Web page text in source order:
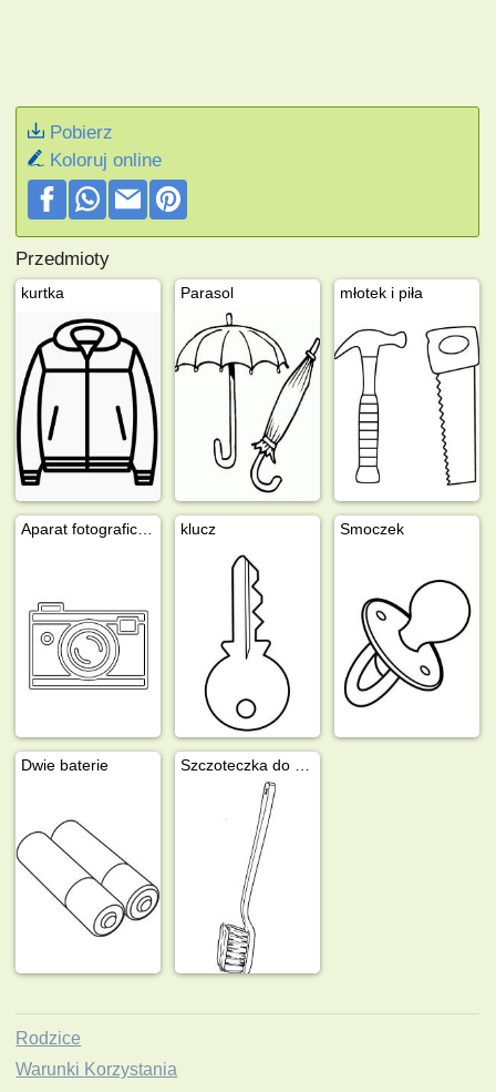
Pobierz
Koloruj online
Przedmioty
kurtka Parasol młotek i piła
klucz Smoczek
Dwie baterie
Rodzice
Warunki Korzystania